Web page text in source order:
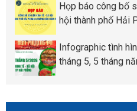
Họp báo công bố
hội thành phố Hải
Infographic tình
tháng 5, 5 tháng